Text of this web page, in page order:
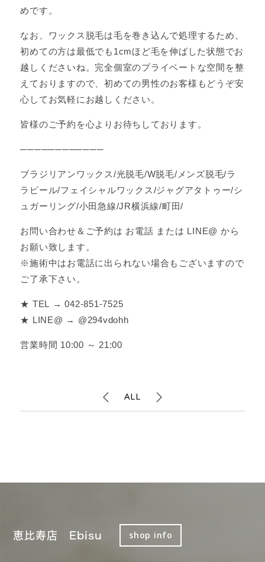
めです。
なお、ワックス脱毛は毛を巻き込んで処理するため、
初めての方は最低でも1cmほど毛を伸ばした状態でお
越しくださいね。完全個室のプライベートな空間を整
えておりますので、初めての男性のお客様もどうぞ安
心してお気軽にお越しください。
皆様のご予約を心よりお待ちしております。
────────────
ブラジリアンワックス/光脱毛/W脱毛/メンズ脱毛/ラ
ラピール/フェイシャルワックス/ジャグアタトゥー/シ
ュガーリング/小田急線/JR横浜線/町田/
お問い合わせ＆ご予約は お電話 または LINE@ から
お願い致します。
※施術中はお電話に出られない場合もございますので
ご了承下さい。
★ TEL → 042-851-7525
★ LINE@ → @294vdohh
営業時間 10:00 ～ 21:00
ALL
恵比寿店 Ebisu shop info